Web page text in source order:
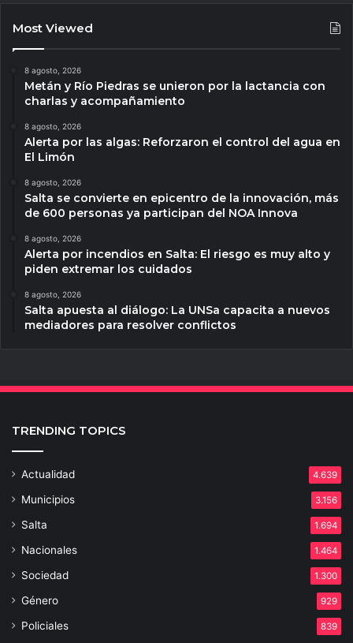
Most Viewed
8 agosto, 2026
Metán y Río Piedras se unieron por la lactancia con
charlas y acompañamiento
8 agosto, 2026
Alerta por las algas: Reforzaron el control del agua en
El Limón
8 agosto, 2026
Salta se convierte en epicentro de la innovación, más
de 600 personas ya participan del NOA Innova
8 agosto, 2026
Alerta por incendios en Salta: El riesgo es muy alto y
piden extremar los cuidados
8 agosto, 2026
Salta apuesta al diálogo: La UNSa capacita a nuevos
mediadores para resolver conflictos
TRENDING TOPICS
Actualidad 4.639
Municipios 3.156
Salta 1.694
Nacionales 1.464
Sociedad 1.300
Género 929
Policiales 839